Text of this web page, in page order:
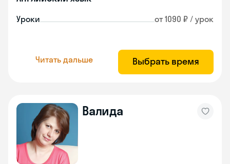
Уроки от 1090 ₽ / урок
Читать дальше Выбрать время
Валида